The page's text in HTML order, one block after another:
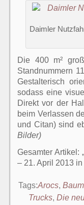
Daimler
Die 400 m²
Standnummern
Gestalterisch
sodass eine
Direkt vor der
beim Verlassen
und Citan) sind
Bilder)
Gesamter Artikel:
– 21. April 2013
Tags:Arocs,
Trucks, Die